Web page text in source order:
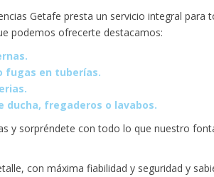
Getafe presta un servicio integral para
podemos ofrecerte destacamos:
fugas en tuberías.
ducha, fregaderos o lavabos.
y sorpréndete con todo lo que nuestro
con máxima fiabilidad y seguridad y